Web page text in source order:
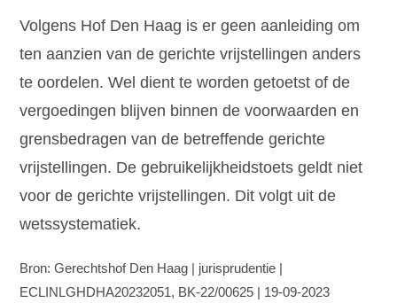
Volgens Hof Den Haag is er geen aanleiding om
ten aanzien van de gerichte vrijstellingen anders
te oordelen. Wel dient te worden getoetst of de
vergoedingen blijven binnen de voorwaarden en
grensbedragen van de betreffende gerichte
vrijstellingen. De gebruikelijkheidstoets geldt niet
voor de gerichte vrijstellingen. Dit volgt uit de
wetssystematiek.
Bron: Gerechtshof Den Haag | jurisprudentie |
ECLINLGHDHA20232051, BK-22/00625 | 19-09-2023